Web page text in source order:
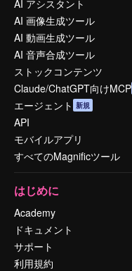
AI アシスタント
AI 画像生成ツール
AI 動画生成ツール
AI 音声合成ツール
ストックコンテンツ
Claude/ChatGPT向けMCP
エージェント 新規
API
モバイルアプリ
すべてのMagnificツール
はじめに
Academy
ドキュメント
サポート
利用規約